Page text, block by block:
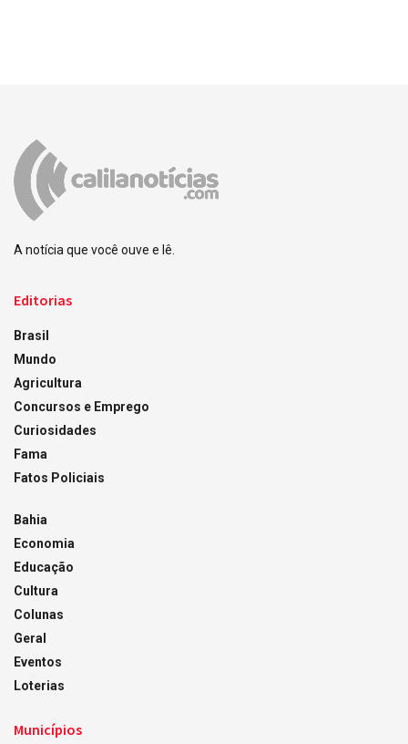
A notícia que você ouve e lê.
Editorias
Brasil
Mundo
Agricultura
Concursos e Emprego
Curiosidades
Fama
Fatos Policiais
Bahia
Economia
Educação
Cultura
Colunas
Geral
Eventos
Loterias
Municípios